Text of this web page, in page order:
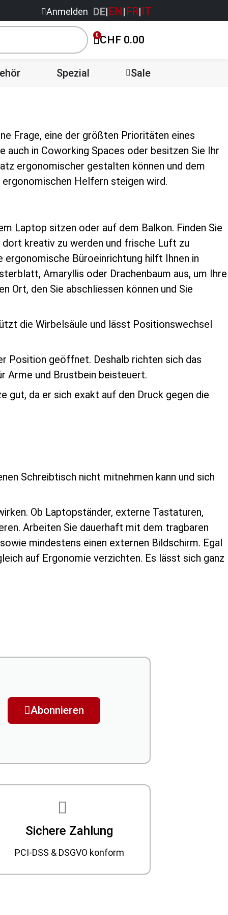
Anmelden DE|EN|FR|IT
CHF 0.00
0
Spezial Sale
Frage, eine der größten Prioritäten eines
auch in Coworking Spaces oder besitzen Sie Ihr
ergonomischer gestalten können und dem
Helfern steigen wird.
Laptop sitzen oder auf dem Balkon. Finden Sie
dort kreativ zu werden und frische Luft zu
ergonomische Büroeinrichtung hilft Ihnen in
Amaryllis oder Drachenbaum aus, um Ihre
Ort, den Sie abschliessen können und Sie
die Wirbelsäule und lässt Positionswechsel
Position geöffnet. Deshalb richten sich das
Arme und Brustbein beisteuert.
gut, da er sich exakt auf den Druck gegen die
Schreibtisch nicht mitnehmen kann und sich
Ob Laptopständer, externe Tastaturen,
Arbeiten Sie dauerhaft mit dem tragbaren
mindestens einen externen Bildschirm. Egal
auf Ergonomie verzichten. Es lässt sich ganz
Abonnieren
Sichere Zahlung
PCI-DSS & DSGVO konform